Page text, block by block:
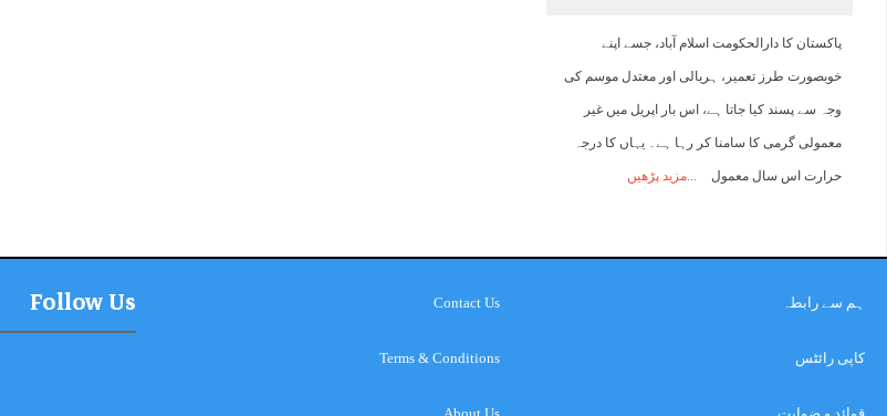
پاکستان کا دارالحکومت اسلام آباد، جسے اپنے
خوبصورت طرز تعمیر، ہریالی اور معتدل موسم کی
وجہ سے پسند کیا جاتا ہے، اس بار اپریل میں غیر
معمولی گرمی کا سامنا کر رہا ہے۔ یہاں کا درجہ
حرارت اس سال معمول مزید پڑھیں
ہم سے رابطہ
کاپی رائٹس
Contact Us
Terms & Conditions
Follow Us